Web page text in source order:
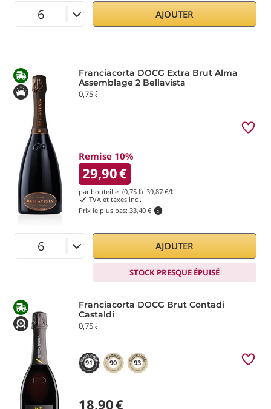
AJOUTER
Franciacorta DOCG Extra Brut Alma
Assemblage 2 Bellavista
0,75 ℓ
Remise 10%
29,90€
par bouteille (0,75 ℓ) 39,87 €/ℓ
TVA et taxes incl.
Prix le plus bas: 33,40 €
AJOUTER
STOCK PRESQUE ÉPUISÉ
Franciacorta DOCG Brut Contadi
Castaldi
0,75 ℓ
91 90 93
18,90€